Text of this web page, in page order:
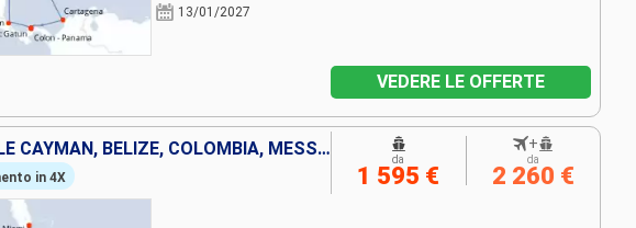
13/01/2027
VEDERE LE OFFERTE
PANAMA, ISOLE CAYMAN, BELIZE, COLOMBIA, MESSICO, STATI UNITI, COSTA RICA
in 4X
da
1 595 €
+
da
2 260 €